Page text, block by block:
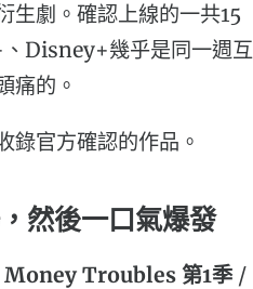
生劇。確認上線的一共15
Disney+幾乎是同一週互
痛的。
錄官方確認的作品。
然後一口氣爆發
Troubles 第1季 /